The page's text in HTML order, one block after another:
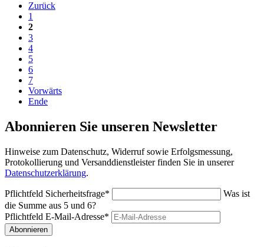
Zurück
1
2
3
4
5
6
7
Vorwärts
Ende
Abonnieren Sie unseren Newsletter
Hinweise zum Datenschutz, Widerruf sowie Erfolgsmessung,
Protokollierung und Versanddienstleister finden Sie in unserer
Datenschutzerklärung.
Pflichtfeld Sicherheitsfrage*
Was ist
die Summe aus 5 und 6?
Pflichtfeld E-Mail-Adresse*
Abonnieren